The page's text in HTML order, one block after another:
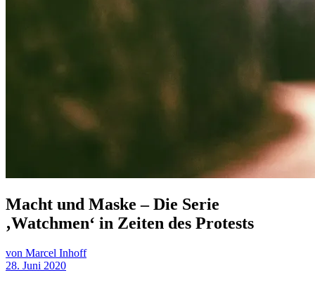
Macht und Maske – Die Serie
‚Watchmen‘ in Zeiten des Protests
von Marcel Inhoff
28. Juni 2020